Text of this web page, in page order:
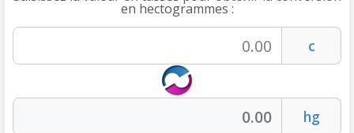
en hectogrammes :